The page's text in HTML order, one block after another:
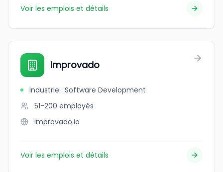
Voir les emplois et détails
Improvado
Industrie: Software Development
51-200 employés
improvado.io
Voir les emplois et détails